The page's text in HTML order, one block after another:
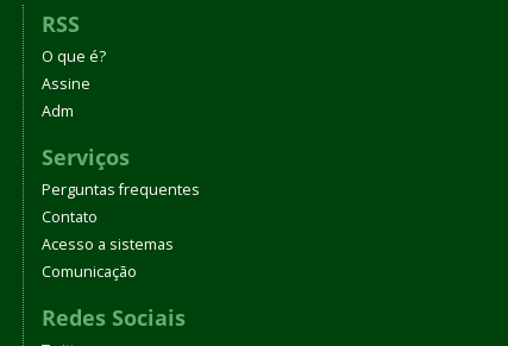
RSS
O que é?
Assine
Adm
Serviços
Perguntas frequentes
Contato
Acesso a sistemas
Comunicação
Redes Sociais